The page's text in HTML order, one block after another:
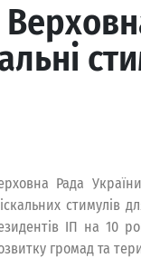
Рада
стимулів
ІП на 10
громад та